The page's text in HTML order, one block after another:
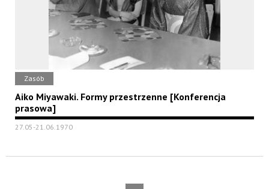
Zasób
Aiko Miyawaki. Formy przestrzenne [Konferencja
prasowa]
27.05-21.06.1970